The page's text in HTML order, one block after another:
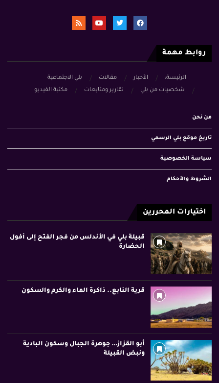
روابط مهمة
الرئيسة: الأخبار مقالات
بلي الاجتماعية
شخصيات من بلي
تقارير ومتابعات مكتبة الفيديو
من نحن
تاريخ موقع بلي الرسمي
سياسة الخصوصية
الشروط والأحكام
اختيارات المحررين
قبيلة بلي في الأندلس من فجر الفتح إلى أفول
الحضارة
قرية النابع.. ذاكرة الماء والكرم والسكون
أبو القزاز… جوهرة الجبال وسكون البادية
ونبض القبيلة